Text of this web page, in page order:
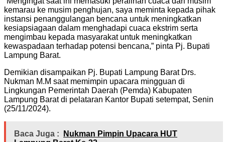
kemarau ke musim penghujan, saya meminta kepada pihak
instansi penanggulangan bencana untuk meningkatkan
kesiapsiagaan dalam menghadapi cuaca ekstrim serta
mengimbau kepada masyarakat untuk meningkatkan
kewaspadaan terhadap potensi bencana,” pinta Pj. Bupati
Lampung Barat.
Demikian disampaikan Pj. Bupati Lampung Barat Drs.
Nukman M.M saat memimpin upacara mingguan di
Lingkungan Pemerintah Daerah (Pemda) Kabupaten
Lampung Barat di pelataran Kantor Bupati setempat, Senin
(25/11/2024).
Baca Juga :
Nukman Pimpin Upacara HUT